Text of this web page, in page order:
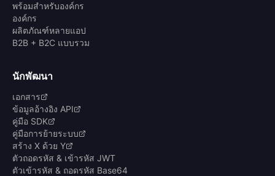
พร้อมสำหรับองค์กร
องค์กร
ผลิตภัณฑ์หลายแอป
B2B + B2C แบบรวม
นักพัฒนา
เอกสาร
ข้อมูลอ้างอิง API
คู่มือ SDK
คู่มือการย้ายระบบ
สร้าง X ด้วย Y
ตัวถอดรหัส & เข้ารหัส JWT
ตัวเข้ารหัส & ถอดรหัส Base64